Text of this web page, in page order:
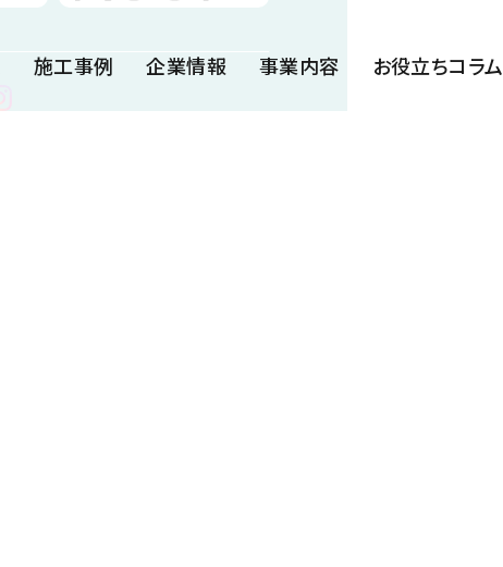
施工事例 企業情報 事業内容 お役立ちコラム